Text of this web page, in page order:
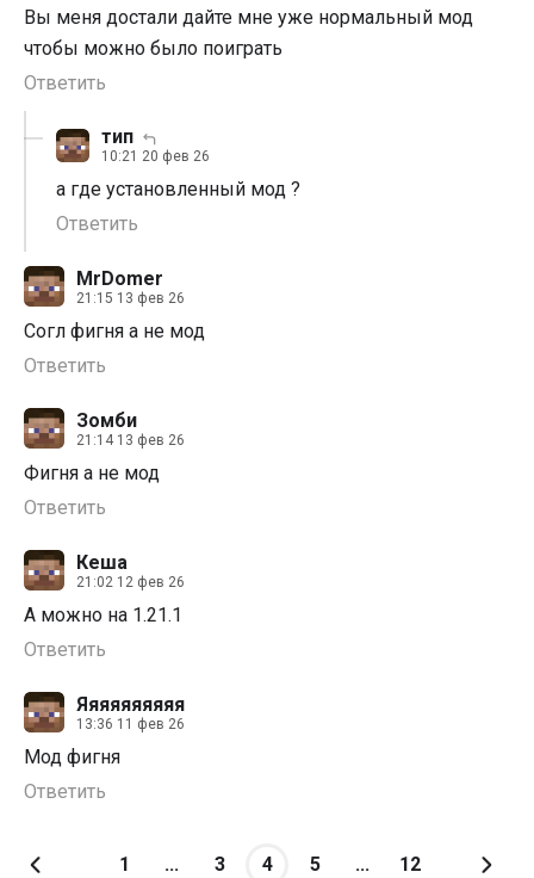
Вы меня достали дайте мне уже нормальный мод
чтобы можно было поиграть
Ответить
тип
10:21 20 фев 26
а где установленный мод ?
Ответить
MrDomer
21:15 13 фев 26
Согл фигня а не мод
Ответить
Зомби
21:14 13 фев 26
Фигня а не мод
Ответить
Кеша
21:02 12 фев 26
А можно на 1.21.1
Ответить
Яяяяяяяяяя
13:36 11 фев 26
Мод фигня
Ответить
1 ... 3 4 5 ... 12